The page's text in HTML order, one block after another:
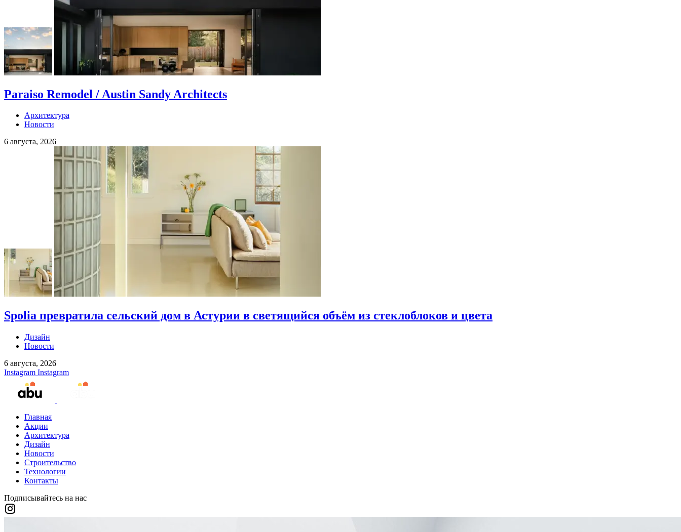
Paraiso Remodel / Austin Sandy Architects
Архитектура
Новости
6 августа, 2026
Spolia превратила сельский дом в Астурии в светящийся объём из стеклоблоков и цвета
Дизайн
Новости
6 августа, 2026
Instagram Instagram
Главная
Акции
Архитектура
Дизайн
Новости
Строительство
Технологии
Контакты
Подписывайтесь на нас